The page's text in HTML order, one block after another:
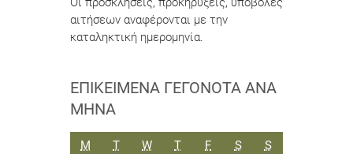
αιτήσεων αναφέρονται με την
καταληκτική ημερομηνία.
ΕΠΙΚΕΊΜΕΝΑ ΓΕΓΟΝΌΤΑ ΑΝΆ
ΜΉΝΑ
M ΔΕΥΤΈΡΑ
TΤΡΊΤΗ
WΤΕΤΆΡΤΗ
TΠΈΜΠΤΗ
FΠΑΡΑΣΚΕΥΉ
SΣΆΒΒΑΤΟ
SΚΥΡΙΑΚΉ